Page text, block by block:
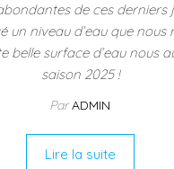
de ces derniers
un niveau d’eau que nous
belle surface d’eau nous
saison 2025 !
ParADMIN
Lire la suite